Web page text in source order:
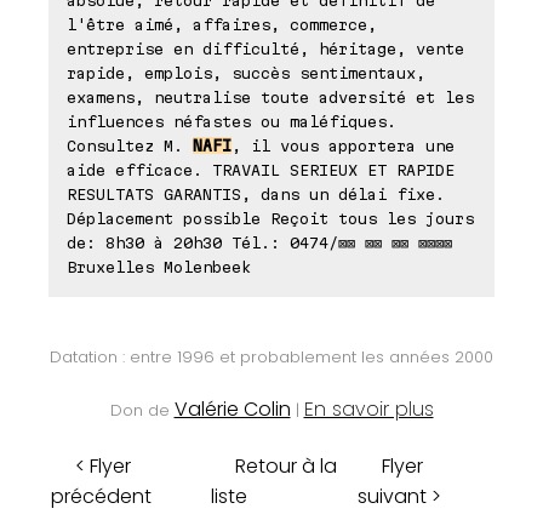
l'être aimé, affaires, commerce,
entreprise en difficulté, héritage, vente
rapide, emplois, succès sentimentaux,
examens, neutralise toute adversité et les
influences néfastes ou maléfiques.
Consultez M.
NAFI , il vous apportera une
aide efficace. TRAVAIL SERIEUX ET RAPIDE
RESULTATS GARANTIS, dans un délai fixe.
Déplacement possible Reçoit tous les jours
de: 8h30 à 20h30 Tél.: 0474/⊠⊠ ⊠⊠ ⊠⊠ ⊠⊠⊠⊠
Bruxelles Molenbeek
Datation : entre 1996 et probablement les années 2000
Don de Valérie Colin | En savoir plus
< Flyer
précédent
Retour à la
liste
Flyer
suivant >